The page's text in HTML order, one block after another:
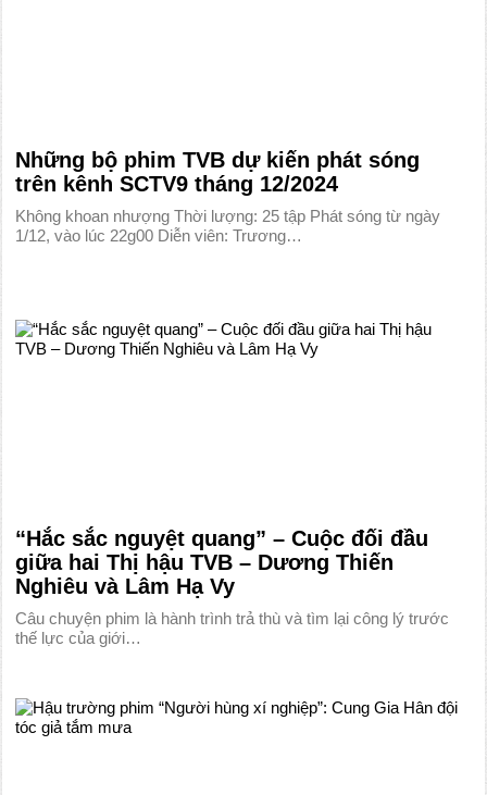
Những bộ phim TVB dự kiến phát sóng
trên kênh SCTV9 tháng 12/2024
Không khoan nhượng Thời lượng: 25 tập Phát sóng từ ngày
1/12, vào lúc 22g00 Diễn viên: Trương…
“Hắc sắc nguyệt quang” – Cuộc đối đầu
giữa hai Thị hậu TVB – Dương Thiến
Nghiêu và Lâm Hạ Vy
Câu chuyện phim là hành trình trả thù và tìm lại công lý trước
thế lực của giới…